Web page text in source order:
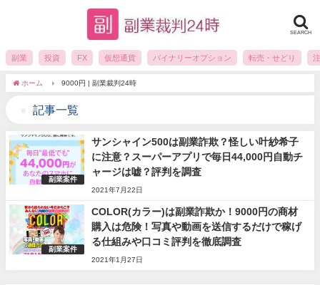
SEARCH
副業 投資 FX 仮想通貨 バイナリーオプション 転売・せどり
ホーム 9000円 | 副業裁判24時
記事一覧
副業案件
サンシャイン500は副業詐欺？怪しい叶紗希子
に注意？スーパーアプリで毎日44,000円自動チ
ャージは嘘？評判を調査
2021年7月22日
副業案件
COLOR(カラー)は副業詐欺か！9000円の商材
購入は危険！写真や動画を送信するだけで稼げ
る仕組みや口コミ評判を徹底調査
2021年1月27日